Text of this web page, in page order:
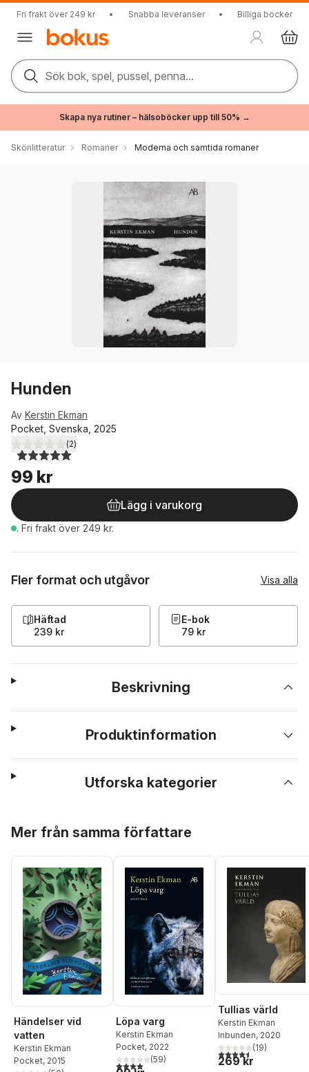
Fri frakt över 249 kr • Snabba leveranser • Billiga böcker
Sök bok, spel, pussel, penna...
Skapa nya rutiner – hälsoböcker upp till 50% →
Skönlitteratur Romaner Moderna och samtida romaner
Hunden
Av Kerstin Ekman
Pocket, Svenska, 2025
5,0utav 5 stjärnor. Totalt antal röster:
(2)
99 kr
Lägg i varukorg
. Fri frakt över 249 kr.
Fler format och utgåvor Visa alla
Häftad
239 kr
E-bok
79 kr
Beskrivning
Produktinformation
Utforska kategorier
Mer från samma författare
Händelser vid
vatten
Kerstin Ekman
Pocket, 2015
Löpa varg
Kerstin Ekman
Pocket, 2022
4,0utav 5 stjärnor. Totalt antal röster:
(59)
Tullias värld
Kerstin Ekman
Inbunden, 2020
4,5utav 5 stjärnor.
(19)
269 kr